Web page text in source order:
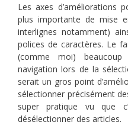
Les axes d’améliorations
plus importante de mise
interlignes notamment)
polices de caractères. Le
(comme moi)
navigation lors de la
serait un gros point
sélectionner précisément
super pratique vu que
désélectionner des articles.